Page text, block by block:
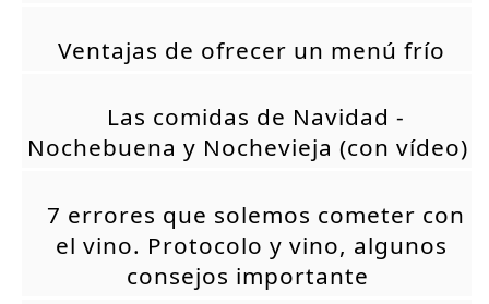
Ventajas de ofrecer un menú frío
Las comidas de Navidad -
Nochebuena y Nochevieja (con vídeo)
7 errores que solemos cometer con
el vino. Protocolo y vino, algunos
consejos importante